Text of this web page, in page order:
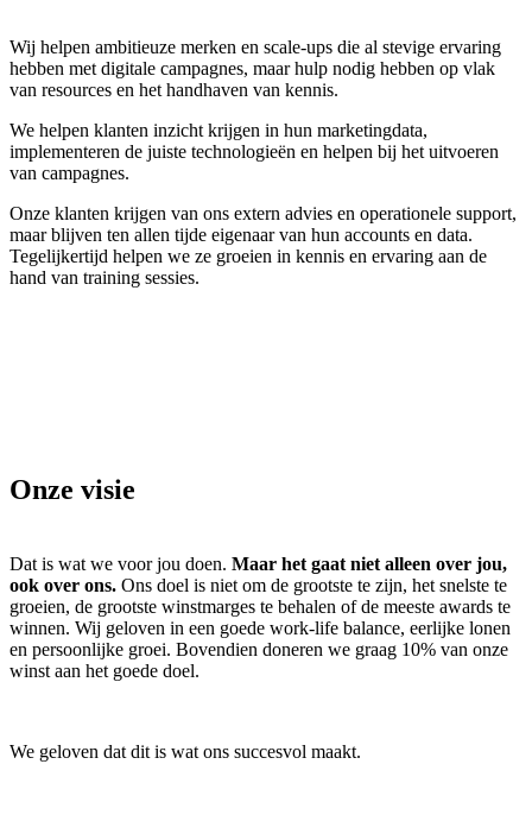
Wij helpen ambitieuze merken en scale-ups die al stevige ervaring
hebben met digitale campagnes, maar hulp nodig hebben op vlak
van resources en het handhaven van kennis.
We helpen klanten inzicht krijgen in hun marketingdata,
implementeren de juiste technologieën en helpen bij het uitvoeren
van campagnes.
Onze klanten krijgen van ons extern advies en operationele support,
maar blijven ten allen tijde eigenaar van hun accounts en data.
Tegelijkertijd helpen we ze groeien in kennis en ervaring aan de
hand van training sessies.
Onze visie
Dat is wat we voor jou doen. Maar het gaat niet alleen over jou,
ook over ons. Ons doel is niet om de grootste te zijn, het snelste te
groeien, de grootste winstmarges te behalen of de meeste awards te
winnen. Wij geloven in een goede work-life balance, eerlijke lonen
en persoonlijke groei. Bovendien doneren we graag 10% van onze
winst aan het goede doel.
We geloven dat dit is wat ons succesvol maakt.